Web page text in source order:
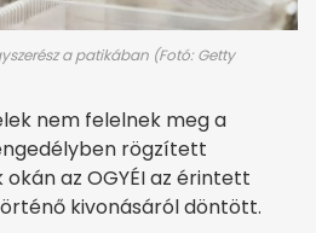
a patikában (Fotó: Getty
nem felelnek meg a
rögzített
az OGYÉI az érintett
kivonásáról döntött.